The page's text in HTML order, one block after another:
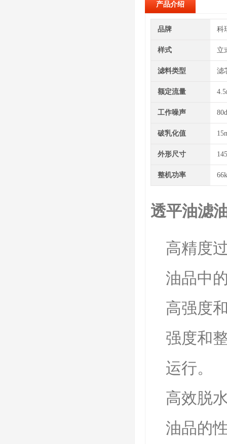
产品介绍
品牌 科
样式 立
滤料类型 滤
额定流量
工作噪声
破乳化值
外形尺寸
整机功率
透平油滤
高精度
油品中
高强度
强度和
运行。
高效脱
油品的